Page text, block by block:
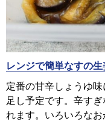
レンジで簡単なすの
定番の甘辛しょうゆ
足し予定です。辛す
れます。いろいろな